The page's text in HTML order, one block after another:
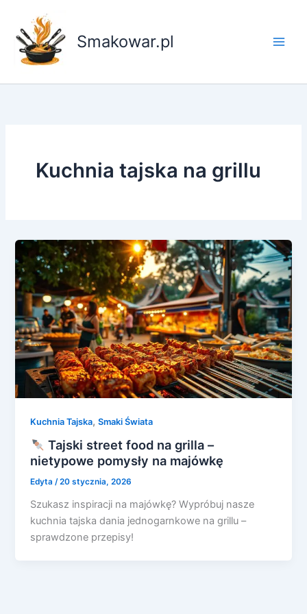
treści
Smakowar.pl
Kuchnia tajska na grillu
Kuchnia Tajska,Smaki Świata
Tajski street food na grilla –
nietypowe pomysły na majówkę
Edyta/20 stycznia, 2026
Szukasz inspiracji na majówkę? Wypróbuj nasze
kuchnia tajska dania jednogarnkowe na grillu –
sprawdzone przepisy!